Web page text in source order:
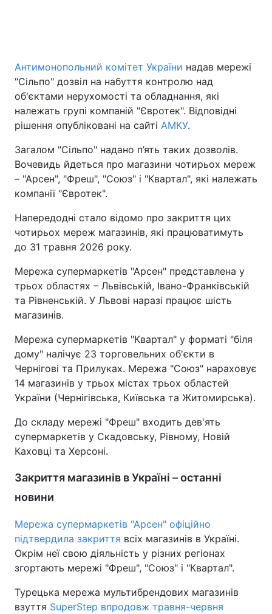
Антимонопольний комітет України надав мережі
"Сільпо" дозвіл на набуття контролю над
об'єктами нерухомості та обладнання, які
належать групі компаній "Євротек". Відповідні
рішення опубліковані на сайті АМКУ.
Загалом "Сільпо" надано п’ять таких дозволів.
Вочевидь йдеться про магазини чотирьох мереж
– "Арсен", "Фреш", "Союз" і "Квартал", які належать
компанії "Євротек".
Напередодні стало відомо про закриття цих
чотирьох мереж магазинів, які працюватимуть
до 31 травня 2026 року.
Мережа супермаркетів "Арсен" представлена у
трьох областях – Львівській, Івано-Франківській
та Рівненській. У Львові наразі працює шість
магазинів.
Мережа супермаркетів "Квартал" у форматі "біля
дому" налічує 23 торговельних об'єкти в
Чернігові та Прилуках. Мережа "Союз" нараховує
14 магазинів у трьох містах трьох областей
України (Чернігівська, Київська та Житомирська).
До складу мережі "Фреш" входить дев'ять
супермаркетів у Скадовську, Рівному, Новій
Каховці та Херсоні.
Закриття магазинів в Україні – останні
новини
Мережа супермаркетів "Арсен" офіційно
підтвердила закриття всіх магазинів в Україні.
Окрім неї свою діяльність у різних регіонах
згортають мережі "Фреш", "Союз" і "Квартал".
Турецька мережа мультибрендових магазинів
взуття SuperStep впродовж травня-червня